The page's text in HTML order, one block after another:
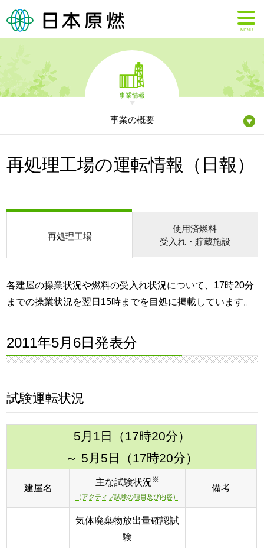
MENU
事業情報
事業の概要
再処理工場の運転情報（日報）
再処理工場
使用済燃料
受入れ・貯蔵施設
各建屋の操業状況や燃料の受入れ状況について、17時20分
までの操業状況を翌日15時までを目処に掲載しています。
2011年5月6日発表分
試験運転状況
5月1日（17時20分）
～ 5月5日（17時20分）
建屋名
主な試験状況※
（アクティブ試験の項目及び内容）
備考
気体廃棄物放出量確認試
験